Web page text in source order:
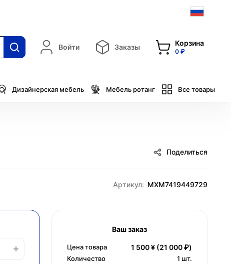
Войти Заказы Корзина
0 ₽
Дизайнерская мебель Мебель ротанг Все товары
Поделиться
Артикул: MXM7419449729
Ваш заказ
Цена товара 1 500 ¥ (21 000 ₽)
Количество 1 шт.